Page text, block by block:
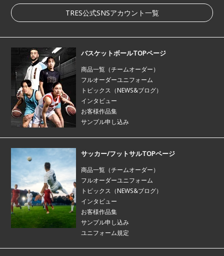
TRES公式SNSアカウント一覧
バスケットボールTOPページ
商品一覧（チームオーダー）
フルオーダーユニフォーム
トピックス（NEWS&ブログ）
インタビュー
お客様作品集
サンプル申し込み
サッカー/フットサルTOPページ
商品一覧（チームオーダー）
フルオーダーユニフォーム
トピックス（NEWS&ブログ）
インタビュー
お客様作品集
サンプル申し込み
ユニフォーム規定